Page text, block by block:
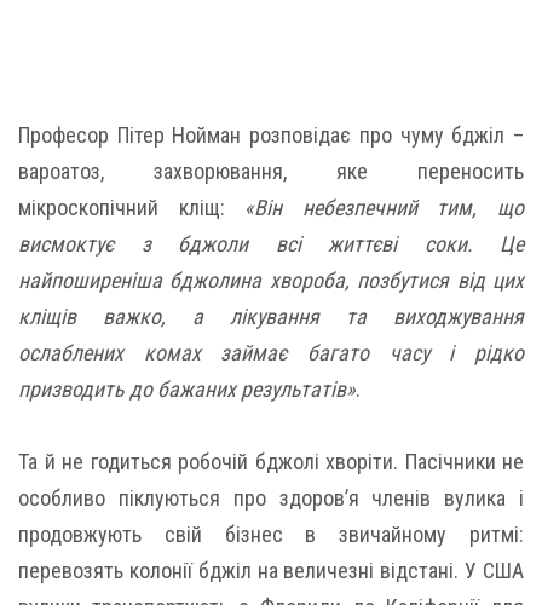
Професор Пітер Нойман розповідає про чуму бджіл –
вароатоз, захворювання, яке переносить
мікроскопічний кліщ: «Він небезпечний тим, що
висмоктує з бджоли всі життєві соки. Це
найпоширеніша бджолина хвороба, позбутися від цих
кліщів важко, а лікування та виходжування
ослаблених комах займає багато часу і рідко
призводить до бажаних результатів».
Та й не годиться робочій бджолі хворіти. Пасічники не
особливо піклуються про здоров’я членів вулика і
продовжують свій бізнес в звичайному ритмі:
перевозять колонії бджіл на величезні відстані. У США